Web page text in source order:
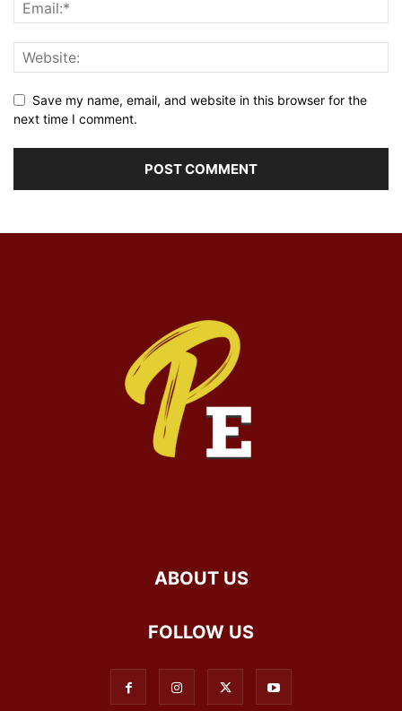
Save my name, email, and website in this browser for the
next time I comment.
ABOUT US
FOLLOW US